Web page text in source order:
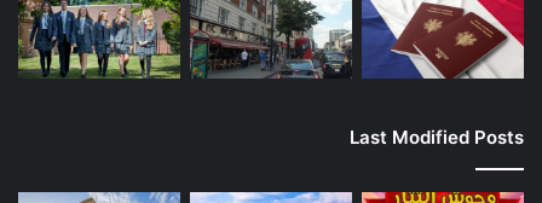
Last Modified Posts